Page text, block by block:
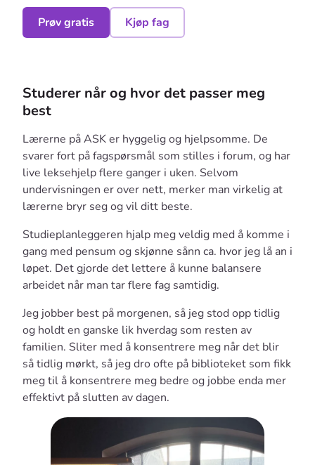
Prøv gratis Kjøp fag
Studerer når og hvor det passer meg
best
Lærerne på ASK er hyggelig og hjelpsomme. De
svarer fort på fagspørsmål som stilles i forum, og har
live leksehjelp flere ganger i uken. Selvom
undervisningen er over nett, merker man virkelig at
lærerne bryr seg og vil ditt beste.
Studieplanleggeren hjalp meg veldig med å komme i
gang med pensum og skjønne sånn ca. hvor jeg lå an i
løpet. Det gjorde det lettere å kunne balansere
arbeidet når man tar flere fag samtidig.
Jeg jobber best på morgenen, så jeg stod opp tidlig
og holdt en ganske lik hverdag som resten av
familien. Sliter med å konsentrere meg når det blir
så tidlig mørkt, så jeg dro ofte på biblioteket som fikk
meg til å konsentrere meg bedre og jobbe enda mer
effektivt på slutten av dagen.